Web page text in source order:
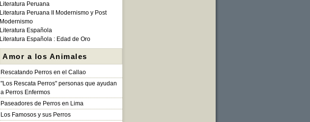
Literatura Peruana
Literatura Peruana II Modernismo y Post
Modernismo
Literatura Española
Literatura Española : Edad de Oro
Amor a los Animales
Rescatando Perros en el Callao
"Los Rescata Perros" personas que ayudan
a Perros Enfermos
Paseadores de Perros en Lima
Los Famosos y sus Perros